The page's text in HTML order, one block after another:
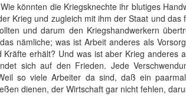
könnten die Kriegsknechte ihr blutiges
Krieg und zugleich mit ihm der Staat und
und darum den Kriegshandwerkern
nämliche; was ist Arbeit anderes als
erhält? Und was ist aber Krieg anderes
sich auf den Frieden. Jede
so viele Arbeiter da sind, daß ein
dienen, der Wirtschaft gar nicht fehlen,